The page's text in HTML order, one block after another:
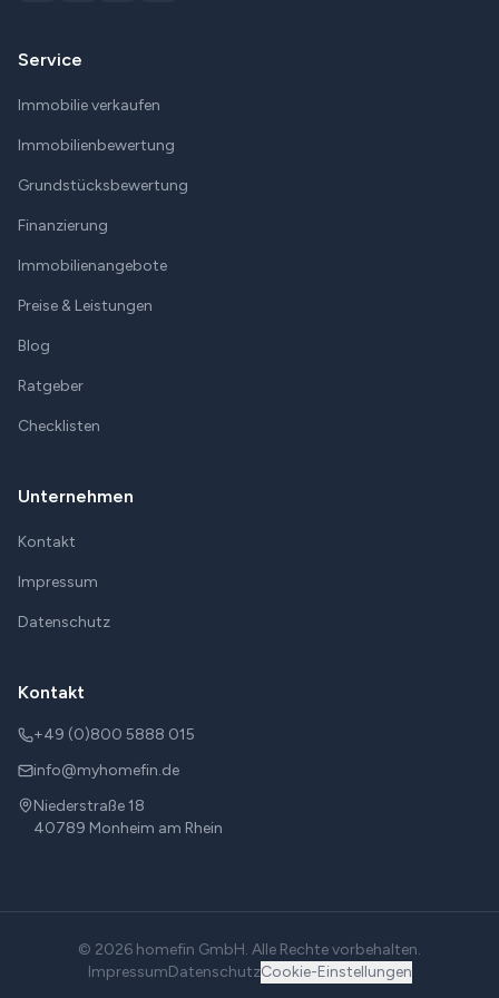
Service
Immobilie verkaufen
Immobilienbewertung
Grundstücksbewertung
Finanzierung
Immobilienangebote
Preise & Leistungen
Blog
Ratgeber
Checklisten
Unternehmen
Kontakt
Impressum
Datenschutz
Kontakt
+49 (0)800 5888 015
info@myhomefin.de
Niederstraße 18
40789 Monheim am Rhein
© 2026 homefin GmbH. Alle Rechte vorbehalten.
ImpressumDatenschutzCookie-Einstellungen